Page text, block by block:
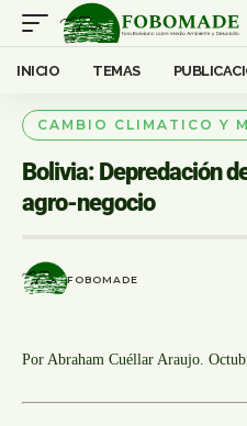
INICIO TEMAS
CAMBIO CLIMATICO Y
Bolivia: Depredación
agro-negocio
FOBOMADE
Por Abraham Cuéllar Araujo.